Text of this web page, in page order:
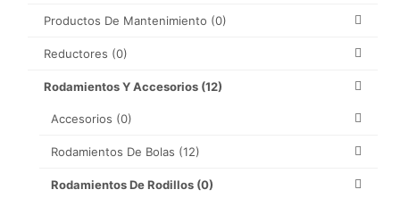
Productos De Mantenimiento (0)
Reductores (0)
Rodamientos Y Accesorios (12)
Accesorios (0)
Rodamientos De Bolas (12)
Rodamientos De Rodillos (0)